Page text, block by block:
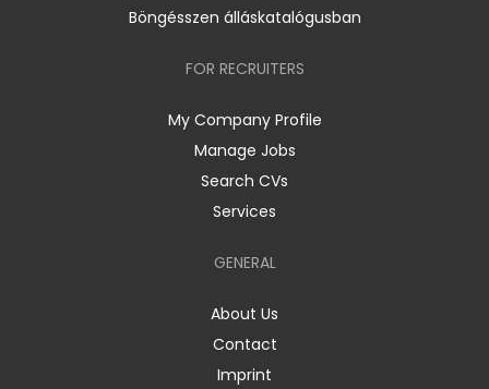
Böngésszen álláskatalógusban
FOR RECRUITERS
My Company Profile
Manage Jobs
Search CVs
Services
GENERAL
About Us
Contact
Imprint